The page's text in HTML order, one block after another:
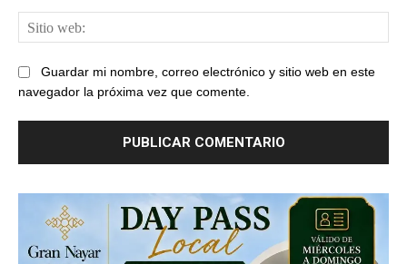
Guardar mi nombre, correo electrónico y sitio web en este
navegador la próxima vez que comente.